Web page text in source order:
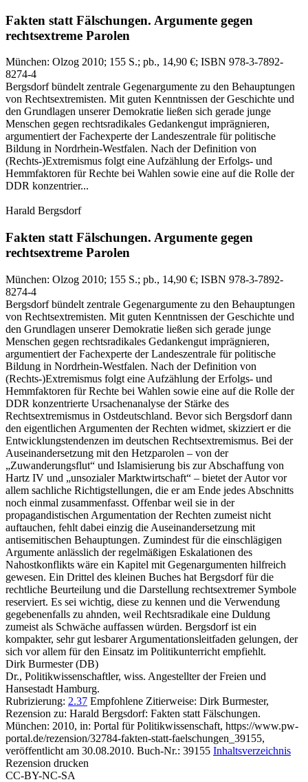
Fakten statt Fälschungen. Argumente gegen
rechtsextreme Parolen
München: Olzog 2010; 155 S.; pb., 14,90 €; ISBN 978-3-7892-
8274-4
Bergsdorf bündelt zentrale Gegenargumente zu den Behauptungen
von Rechtsextremisten. Mit guten Kenntnissen der Geschichte und
den Grundlagen unserer Demokratie ließen sich gerade junge
Menschen gegen rechtsradikales Gedankengut imprägnieren,
argumentiert der Fachexperte der Landeszentrale für politische
Bildung in Nordrhein-Westfalen. Nach der Definition von
(Rechts-)Extremismus folgt eine Aufzählung der Erfolgs- und
Hemmfaktoren für Rechte bei Wahlen sowie eine auf die Rolle der
DDR konzentrier...
Harald Bergsdorf
Fakten statt Fälschungen. Argumente gegen
rechtsextreme Parolen
München: Olzog 2010; 155 S.; pb., 14,90 €; ISBN 978-3-7892-
8274-4
Bergsdorf bündelt zentrale Gegenargumente zu den Behauptungen
von Rechtsextremisten. Mit guten Kenntnissen der Geschichte und
den Grundlagen unserer Demokratie ließen sich gerade junge
Menschen gegen rechtsradikales Gedankengut imprägnieren,
argumentiert der Fachexperte der Landeszentrale für politische
Bildung in Nordrhein-Westfalen. Nach der Definition von
(Rechts-)Extremismus folgt eine Aufzählung der Erfolgs- und
Hemmfaktoren für Rechte bei Wahlen sowie eine auf die Rolle der
DDR konzentrierte Ursachenanalyse der Stärke des
Rechtsextremismus in Ostdeutschland. Bevor sich Bergsdorf dann
den eigentlichen Argumenten der Rechten widmet, skizziert er die
Entwicklungstendenzen im deutschen Rechtsextremismus. Bei der
Auseinandersetzung mit den Hetzparolen – von der
„Zuwanderungsflut“ und Islamisierung bis zur Abschaffung von
Hartz IV und „unsozialer Marktwirtschaft“ – bietet der Autor vor
allem sachliche Richtigstellungen, die er am Ende jedes Abschnitts
noch einmal zusammenfasst. Offenbar weil sie in der
propagandistischen Argumentation der Rechten zumeist nicht
auftauchen, fehlt dabei einzig die Auseinandersetzung mit
antisemitischen Behauptungen. Zumindest für die einschlägigen
Argumente anlässlich der regelmäßigen Eskalationen des
Nahostkonflikts wäre ein Kapitel mit Gegenargumenten hilfreich
gewesen. Ein Drittel des kleinen Buches hat Bergsdorf für die
rechtliche Beurteilung und die Darstellung rechtsextremer Symbole
reserviert. Es sei wichtig, diese zu kennen und die Verwendung
gegebenenfalls zu ahnden, weil Rechtsradikale eine Duldung
zumeist als Schwäche auffassen würden. Bergsdorf ist ein
kompakter, sehr gut lesbarer Argumentationsleitfaden gelungen, der
sich vor allem für den Einsatz im Politikunterricht empfiehlt.
Dirk Burmester (DB)
Dr., Politikwissenschaftler, wiss. Angestellter der Freien und
Hansestadt Hamburg.
Rubrizierung: 2.37 Empfohlene Zitierweise: Dirk Burmester,
Rezension zu: Harald Bergsdorf: Fakten statt Fälschungen.
München: 2010, in: Portal für Politikwissenschaft, https://www.pw-
portal.de/rezension/32784-fakten-statt-faelschungen_39155,
veröffentlicht am 30.08.2010. Buch-Nr.: 39155 Inhaltsverzeichnis
Rezension drucken
CC-BY-NC-SA